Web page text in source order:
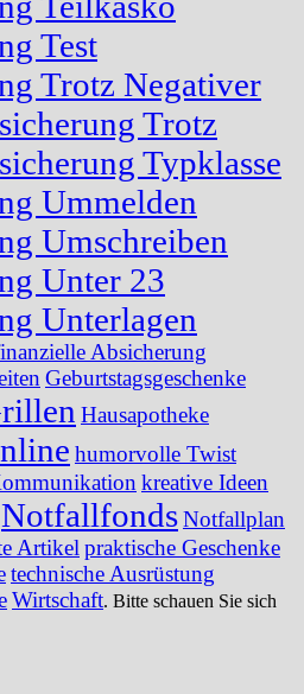
Test
Trotz Negativer
Trotz
Typklasse
Ummelden
Umschreiben
Unter 23
Unterlagen
Absicherung
Geburtstagsgeschenke
Hausapotheke
humorvolle Twist
kreative Ideen
NotfallfondsNotfallplan
Artikel praktische Geschenke
technische Ausrüstung
Wirtschaft. Bitte schauen Sie sich